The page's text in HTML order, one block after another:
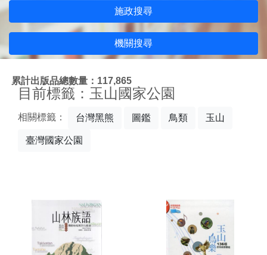
施政搜尋
機關搜尋
累計出版品總數量：117,865
目前標籤：玉山國家公園
相關標籤： 台灣黑熊 圖鑑 鳥類 玉山
臺灣國家公園